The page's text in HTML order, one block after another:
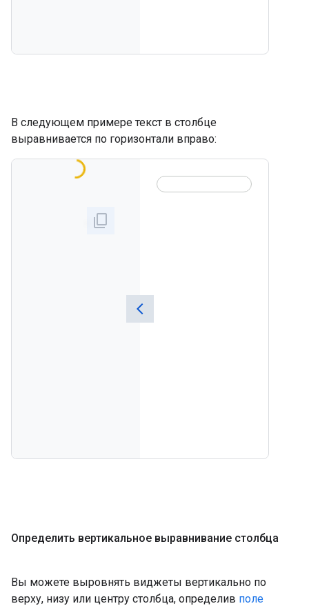
В следующем примере текст в столбце
выравнивается по горизонтали вправо:
Определить вертикальное выравнивание столбца
Вы можете выровнять виджеты вертикально по
верху, низу или центру столбца, определив поле